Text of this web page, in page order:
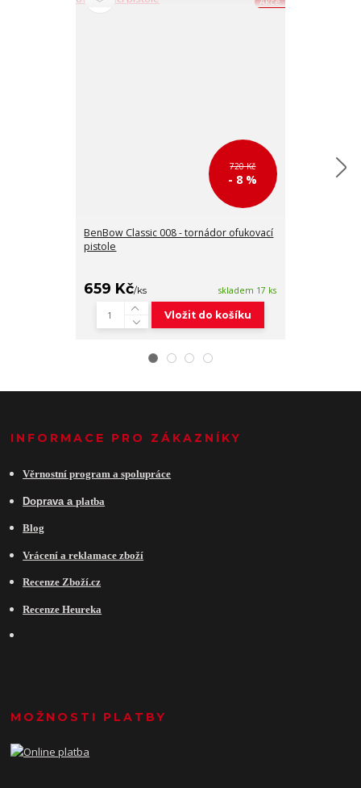
720 Kč
- 8 %
BenBow Classic 008 - tornádor ofukovací
pistole
659 Kč/ks skladem 17 ks
Vložit do košíku
INFORMACE PRO ZÁKAZNÍKY
Věrnostní program a spolupráce
Doprava aplatba
Blog
Vrácení a reklamace zboží
Recenze Zboží.cz
Recenze Heureka
MOŽNOSTI PLATBY